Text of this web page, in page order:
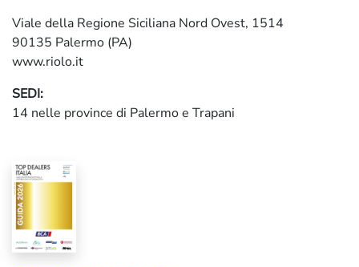
Viale della Regione Siciliana Nord Ovest, 1514
90135 Palermo (PA)
www.riolo.it
SEDI:
14 nelle province di Palermo e Trapani